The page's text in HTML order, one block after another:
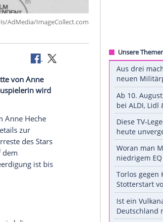
©Byron Purvis/AdMedia/ImageCollect.com
Ruhestätte von Anne
Schauspielerin wird